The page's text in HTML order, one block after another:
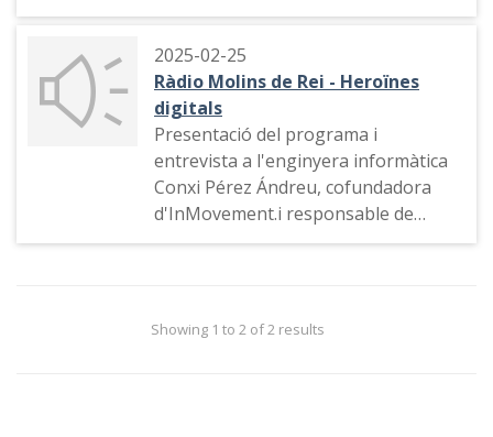
Intel·ligència Artificial
2025-02-25
Ràdio Molins de Rei - Heroïnes
digitals
Presentació del programa i
entrevista a l'enginyera informàtica
Conxi Pérez Ándreu, cofundadora
d'InMovement.i responsable de
RollDBox Games.
Showing 1 to 2 of 2 results